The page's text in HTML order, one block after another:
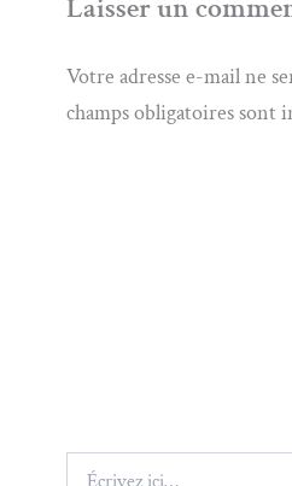
Votre adresse e-mail ne
champs obligatoires sont